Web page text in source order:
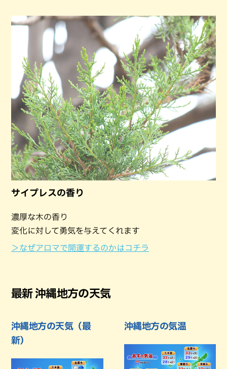
サイプレスの香り
濃厚な木の香り
変化に対して勇気を与えてくれます
＞なぜアロマで開運するのかはコチラ
最新 沖縄地方の天気
沖縄地方の天気（最
新）
沖縄地方の気温